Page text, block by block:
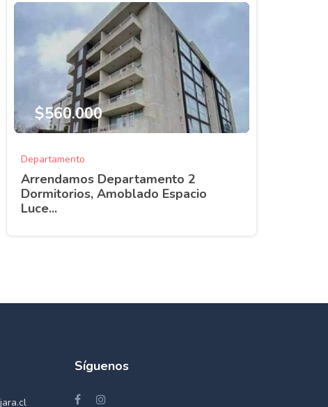
$560.000
Departamento
Arrendamos Departamento 2
Dormitorios, Amoblado Espacio
Luce...
Síguenos